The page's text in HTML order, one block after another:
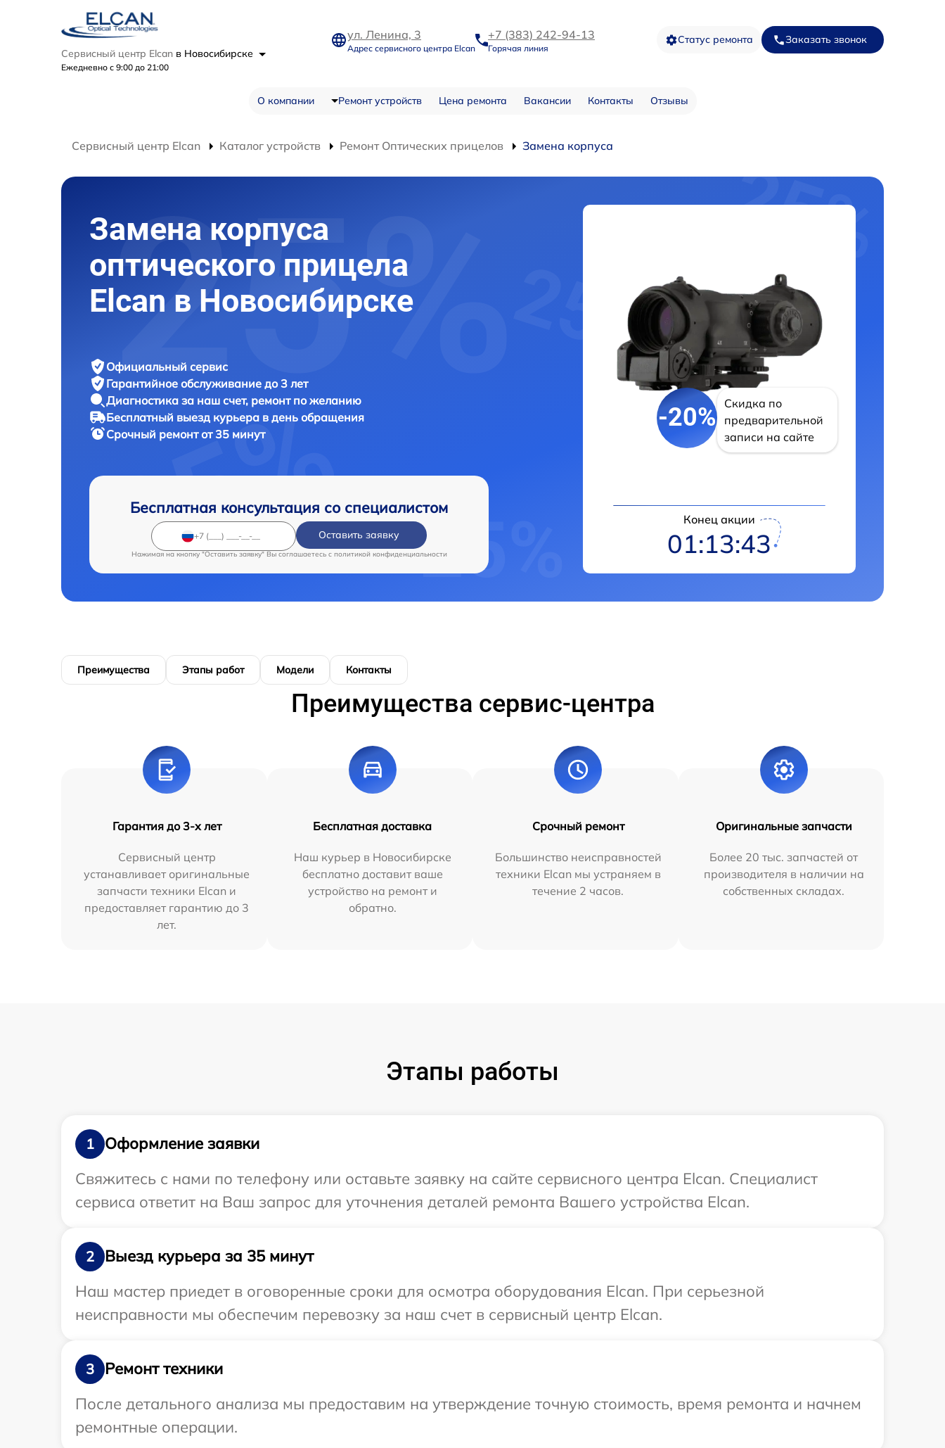
Сервисный центр Elcan в Новосибирске
Ежедневно с 9:00 до 21:00
ул. Ленина, 3
Адрес сервисного центра Elcan
+7 (383) 242-94-13
Горячая линия
Статус ремонта Заказать звонок
О компании Ремонт устройств Цена ремонта Вакансии Контакты Отзывы
Сервисный центр Elcan Каталог устройств Ремонт Оптических прицелов Замена корпуса
Замена корпуса
оптического прицела
Elcan в Новосибирске
Официальный сервис
Гарантийное обслуживание до 3 лет
Диагностика за наш счет, ремонт по желанию
Бесплатный выезд курьера в день обращения
Срочный ремонтот 35 минут
Бесплатная консультация со специалистом
Оставить заявку
Нажимая на кнопку "Оставить заявку" Вы соглашаетесь c политикой конфиденциальности
-20%
Скидка по
предварительной
записи на сайте
Конец акции
01:13:42
Преимущества Этапы работ Модели Контакты
Преимущества сервис-центра
Гарантия до 3-х лет
Сервисный центр
устанавливает оригинальные
запчасти техники Elcan и
предоставляет гарантию до 3
лет.
Бесплатная доставка
Наш курьер в Новосибирске
бесплатно доставит ваше
устройство на ремонт и
обратно.
Срочный ремонт
Большинство неисправностей
техники Elcan мы устраняем в
течение 2 часов.
Оригинальные запчасти
Более 20 тыс. запчастей от
производителя в наличии на
собственных складах.
Этапы работы
1
Оформление заявки
Свяжитесь с нами по телефону или оставьте заявку на сайте сервисного центра Elcan. Специалист
сервиса ответит на Ваш запрос для уточнения деталей ремонта Вашего устройства Elcan.
2
Выезд курьера за 35 минут
Наш мастер приедет в оговоренные сроки для осмотра оборудования Elcan. При серьезной
неисправности мы обеспечим перевозку за наш счет в сервисный центр Elcan.
3
Ремонт техники
После детального анализа мы предоставим на утверждение точную стоимость, время ремонта и начнем
ремонтные операции.